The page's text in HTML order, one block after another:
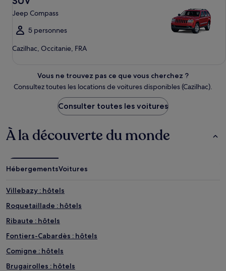
Jeep Compass
5 personnes
Cazilhac, Occitanie, FRA
Vous ne trouvez pas ce que vous cherchez ?
Consultez toutes les locations de voitures disponibles (Cazilhac).
Consulter toutes les voitures
À la découverte du monde
HébergementsVoitures
Villebazy : hôtels
Roquetaillade : hôtels
Ribaute : hôtels
Fontiers-Cabardès : hôtels
Comigne : hôtels
Brugairolles : hôtels